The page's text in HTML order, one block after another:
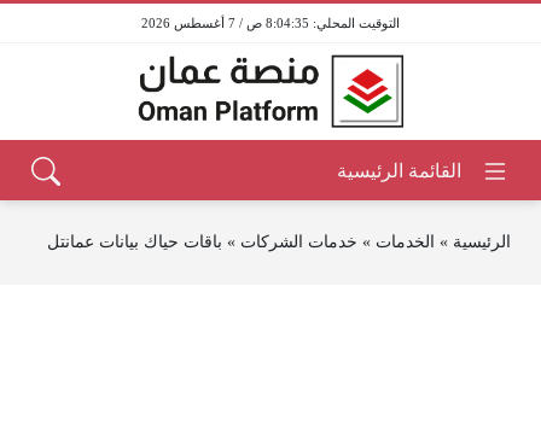
8:04:35 ص / 7 أغسطس 2026
الرئيسية » الخدمات » خدمات الشركات » باقات حياك بيانات عمانتل